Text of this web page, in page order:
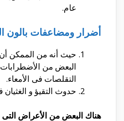
عام.
أضرار ومضاعفات بالون
حيث أنه من الممكن
البعض من
التقلصات فى الأمعاء.
حدوث التقيؤ و
هناك البعض من الأعراض التى